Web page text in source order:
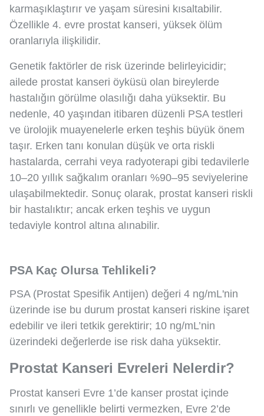
karmaşıklaştırır ve yaşam süresini kısaltabilir.
Özellikle 4. evre prostat kanseri, yüksek ölüm
oranlarıyla ilişkilidir.
Genetik faktörler de risk üzerinde belirleyicidir;
ailede prostat kanseri öyküsü olan bireylerde
hastalığın görülme olasılığı daha yüksektir. Bu
nedenle, 40 yaşından itibaren düzenli PSA testleri
ve ürolojik muayenelerle erken teşhis büyük önem
taşır. Erken tanı konulan düşük ve orta riskli
hastalarda, cerrahi veya radyoterapi gibi tedavilerle
10–20 yıllık sağkalım oranları %90–95 seviyelerine
ulaşabilmektedir. Sonuç olarak, prostat kanseri riskli
bir hastalıktır; ancak erken teşhis ve uygun
tedaviyle kontrol altına alınabilir.
PSA Kaç Olursa Tehlikeli?
PSA (Prostat Spesifik Antijen) değeri 4 ng/mL'nin
üzerinde ise bu durum prostat kanseri riskine işaret
edebilir ve ileri tetkik gerektirir; 10 ng/mL’nin
üzerindeki değerlerde ise risk daha yüksektir.
Prostat Kanseri Evreleri Nelerdir?
Prostat kanseri Evre 1’de kanser prostat içinde
sınırlı ve genellikle belirti vermezken, Evre 2’de